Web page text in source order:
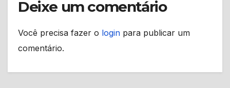
Deixe um comentário
Você precisa fazer o login para publicar um
comentário.